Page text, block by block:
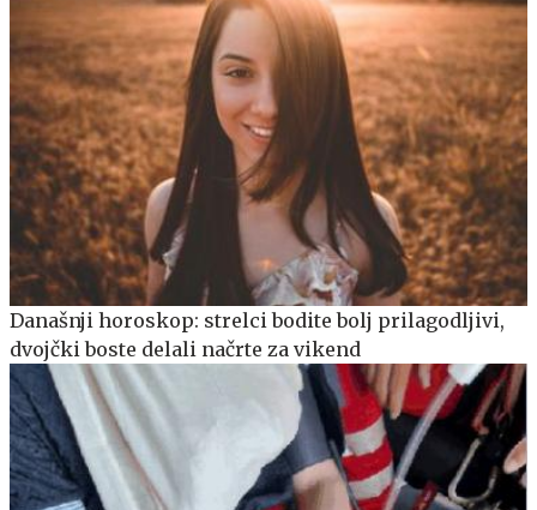
Današnji horoskop: strelci bodite bolj prilagodljivi,
dvojčki boste delali načrte za vikend